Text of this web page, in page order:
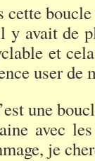
cette
y avait de
et
user
une
avec
je